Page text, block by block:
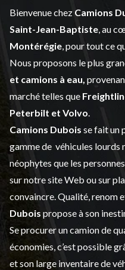
Bienvenue chez Camions
Saint-Jean-Baptiste , au
Montérégie , pour tout ce
Nous proposons le plus
et camions à eau,
marché telles que
Peterbilt et Volvo
Camions Dubois se fait un
gamme de véhicules lourds
néophytes que les
sur notre site Web ou sur
convaincre. Qualité, renom
Dubois propose à son
Se procurer un camion de
économies, c’est possible
et son large inventaire de